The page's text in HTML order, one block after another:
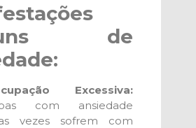
de
Excessiva:
com ansiedade
vezes sofrem com